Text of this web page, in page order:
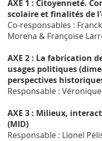
AXE 1 : Citoyenneté.
scolaire et finalités de
Co-responsables :
Morena & Françoise
AXE 2 : La fabrication
usages politiques
perspectives
Responsable :
AXE 3 : Milieux,
(MID)
Responsable : Lionel